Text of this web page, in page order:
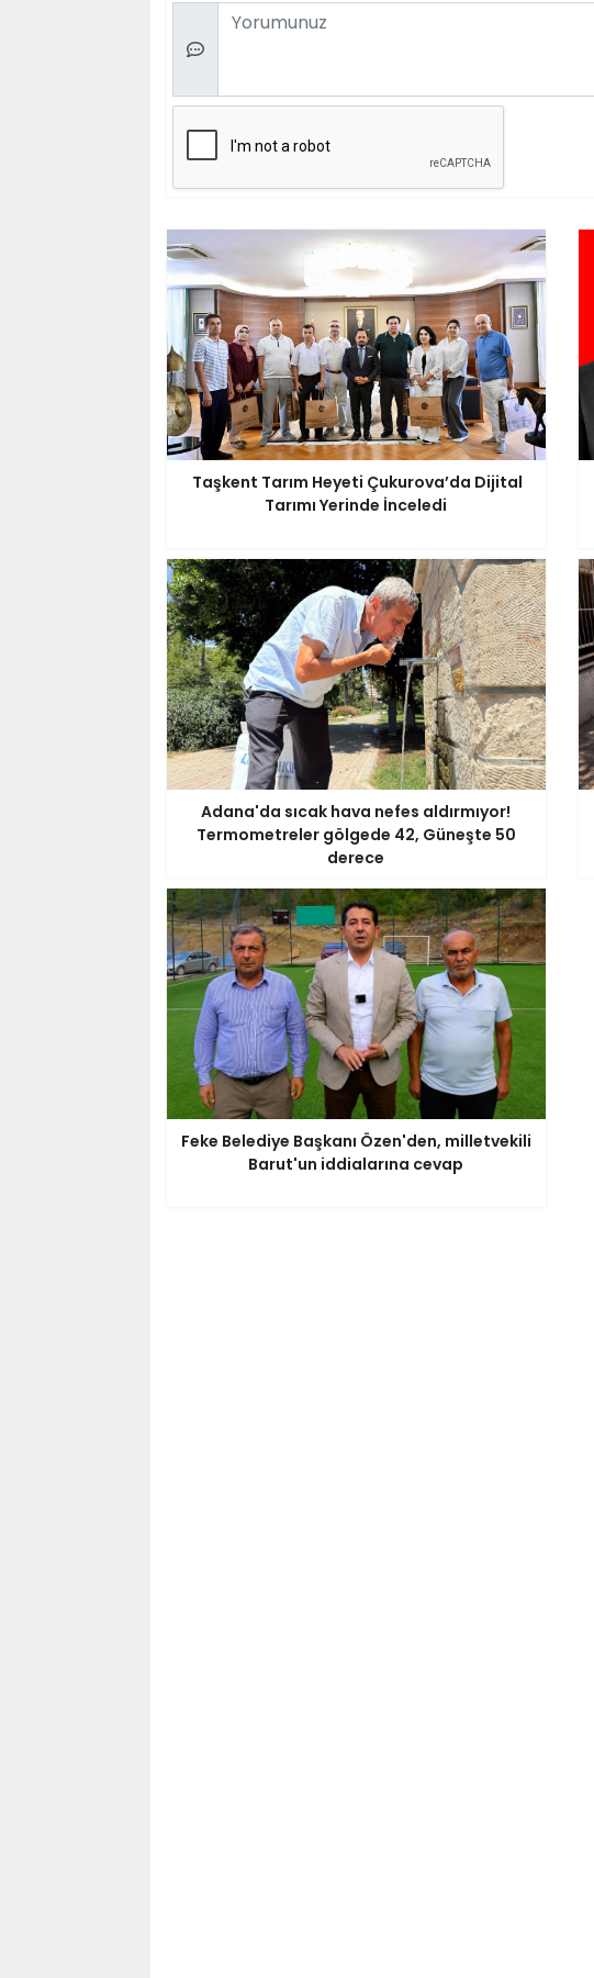
Comment
Taşkent Tarım Heyeti Çukurova’da Dijital
Tarımı Yerinde İnceledi
Adana'da sıcak hava nefes aldırmıyor!
Termometreler gölgede 42, Güneşte 50
derece
Feke Belediye Başkanı Özen'den, milletvekili
Barut'un iddialarına cevap